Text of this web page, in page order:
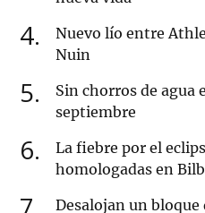
4
Nuevo lío entre
Nuin
5
Sin chorros de agua
septiembre
6
La fiebre por el
homologadas en
Desalojan un bloque